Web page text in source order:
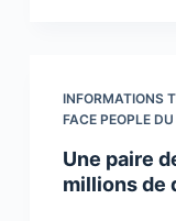
INFORMATIONS
FACE PEOPLE
Une paire
millions de